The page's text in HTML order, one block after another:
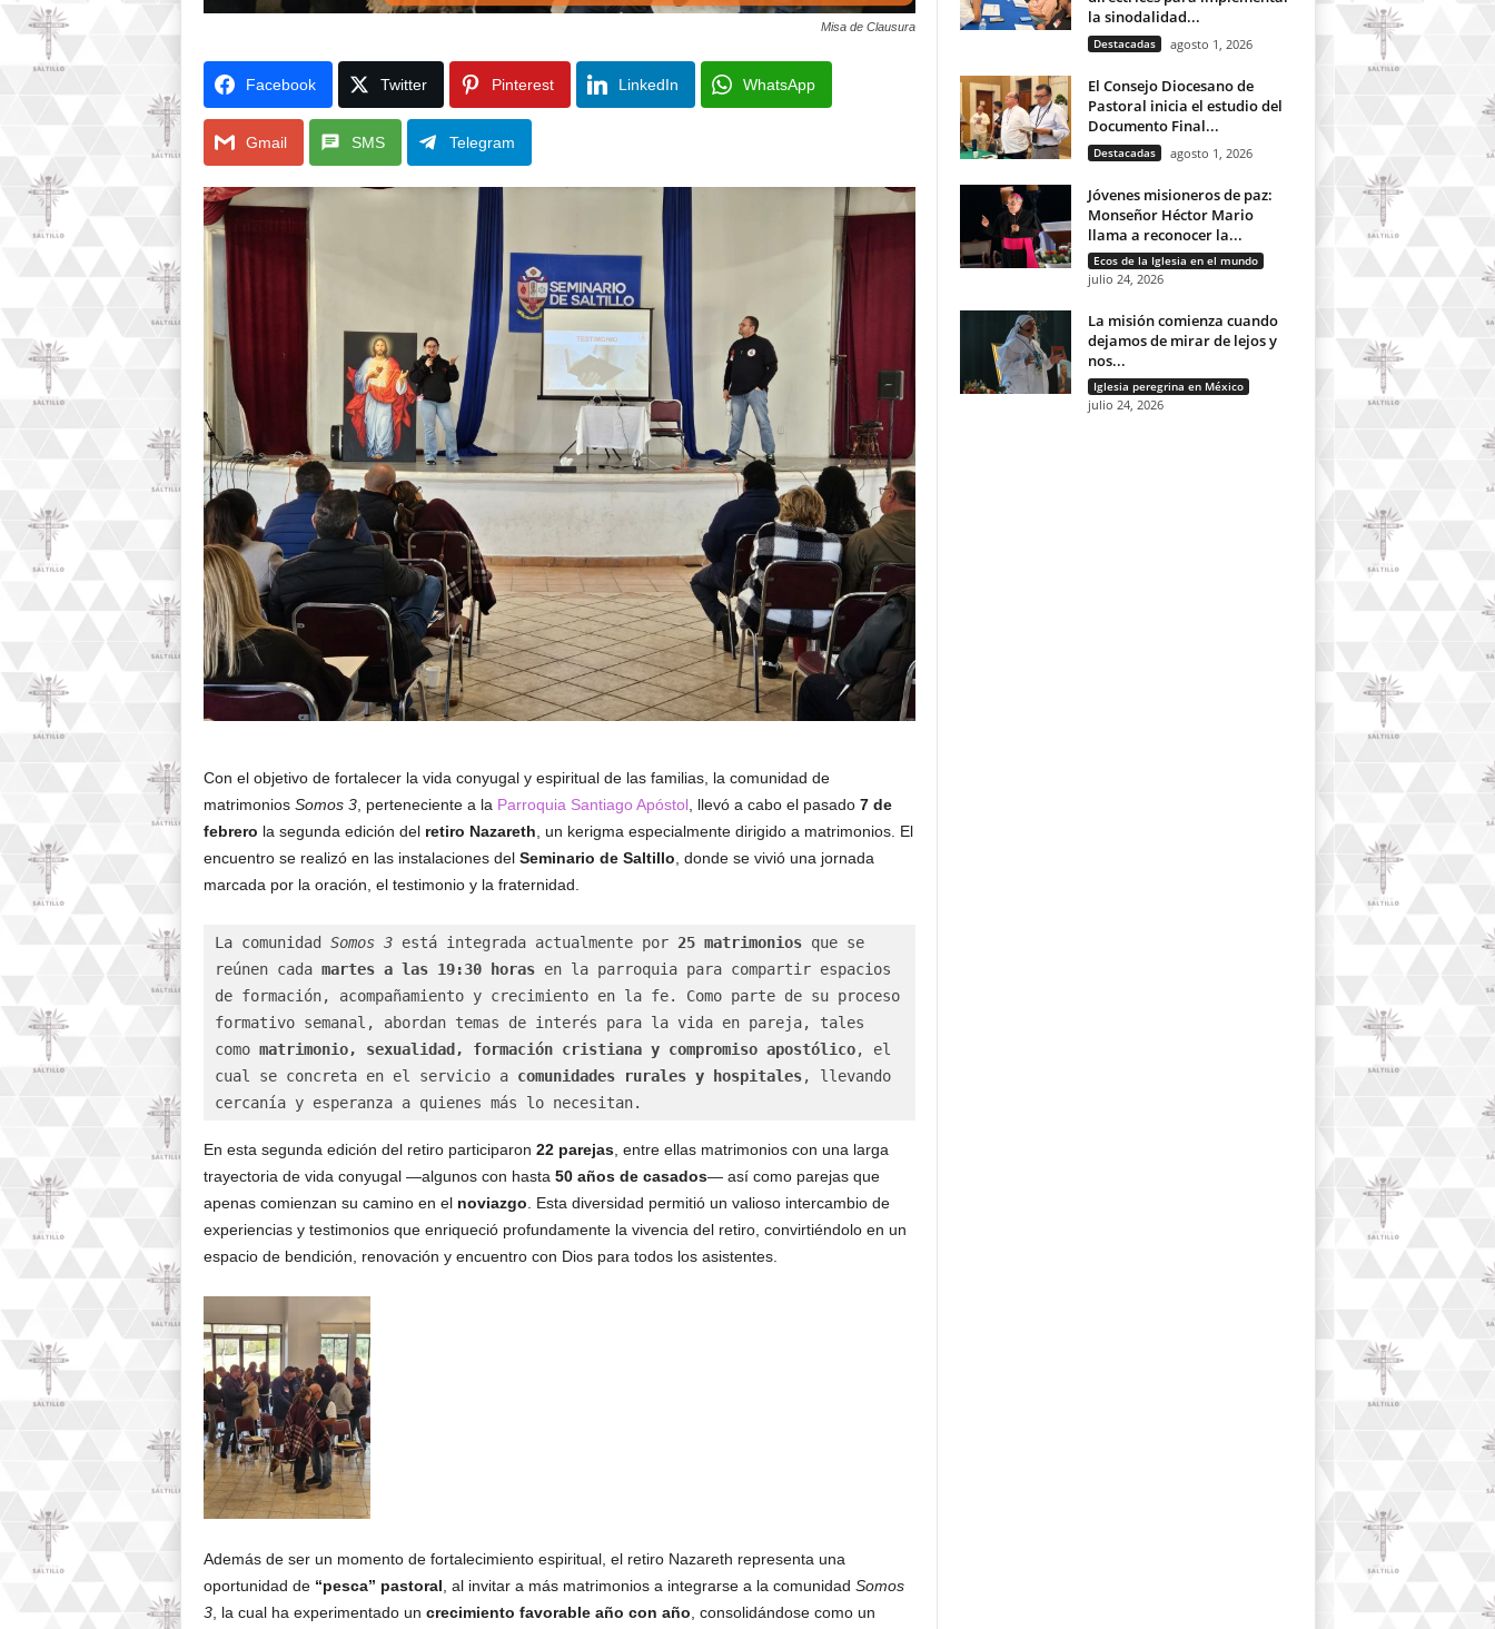
Misa de Clausura
Facebook Twitter Pinterest LinkedIn WhatsApp
Gmail SMS Telegram
Con el objetivo de fortalecer la vida conyugal y espiritual de las familias, la comunidad de
matrimonios Somos 3, perteneciente a la Parroquia Santiago Apóstol, llevó a cabo el pasado 7 de
febrero la segunda edición del retiro Nazareth , un kerigma especialmente dirigido a matrimonios. El
encuentro se realizó en las instalaciones del Seminario de Saltillo , donde se vivió una jornada
marcada por la oración, el testimonio y la fraternidad.
La comunidad Somos 3 está integrada actualmente por 25 matrimonios que se
reúnen cada martes a las 19:30 horas en la parroquia para compartir espacios
de formación, acompañamiento y crecimiento en la fe. Como parte de su proceso
formativo semanal, abordan temas de interés para la vida en pareja, tales
como matrimonio, sexualidad, formación cristiana y compromiso apostólico, el
cual se concreta en el servicio a comunidades rurales y hospitales, llevando
cercanía y esperanza a quienes más lo necesitan.
En esta segunda edición del retiro participaron 22 parejas, entre ellas matrimonios con una larga
trayectoria de vida conyugal —algunos con hasta 50 años de casados— así como parejas que
apenas comienzan su camino en el noviazgo . Esta diversidad permitió un valioso intercambio de
experiencias y testimonios que enriqueció profundamente la vivencia del retiro, convirtiéndolo en un
espacio de bendición, renovación y encuentro con Dios para todos los asistentes.
Además de ser un momento de fortalecimiento espiritual, el retiro Nazareth representa una
oportunidad de “pesca” pastoral , al invitar a más matrimonios a integrarse a la comunidad Somos
3, la cual ha experimentado un crecimiento favorable año con año , consolidándose como un
la sinodalidad...
Destacadas agosto 1, 2026
El Consejo Diocesano de
Pastoral inicia el estudio del
Documento Final...
Destacadas agosto 1, 2026
Jóvenes misioneros de paz:
Monseñor Héctor Mario
llama a reconocer la...
Ecos de la Iglesia en el mundo
julio 24, 2026
La misión comienza cuando
dejamos de mirar de lejos y
nos...
Iglesia peregrina en México
julio 24, 2026